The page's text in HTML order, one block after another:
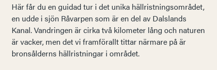
Här får du en guidad tur i det unika hällristningsområdet,
en udde i sjön Råvarpen som är en del av Dalslands
Kanal. Vandringen är cirka två kilometer lång och naturen
är vacker, men det vi framförallt tittar närmare på är
bronsålderns hällristningar i området.